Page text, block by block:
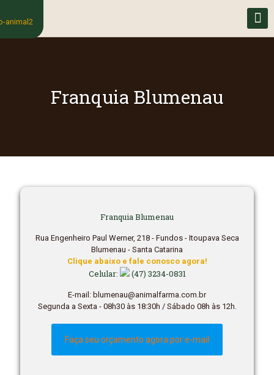
Franquia Blumenau
Franquia Blumenau
Rua Engenheiro Paul Werner, 218 - Fundos - Itoupava Seca
Blumenau - Santa Catarina
Clique abaixo e fale conosco agora!
Celular: (47) 3234-0831
E-mail: blumenau@animalfarma.com.br
Segunda a Sexta - 08h30 às 18:30h / Sábado 08h às 12h.
Faça seu orçamento agora por e-mail